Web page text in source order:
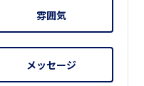
雰囲気
メッセージ